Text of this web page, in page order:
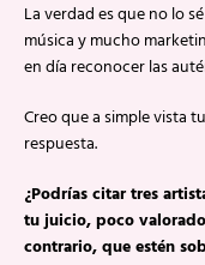
La verdad es que no lo
música y mucho
en día reconocer las
Creo que a simple vista
respuesta.
¿Podrías citar tres
tu juicio, poco
contrario, que estén